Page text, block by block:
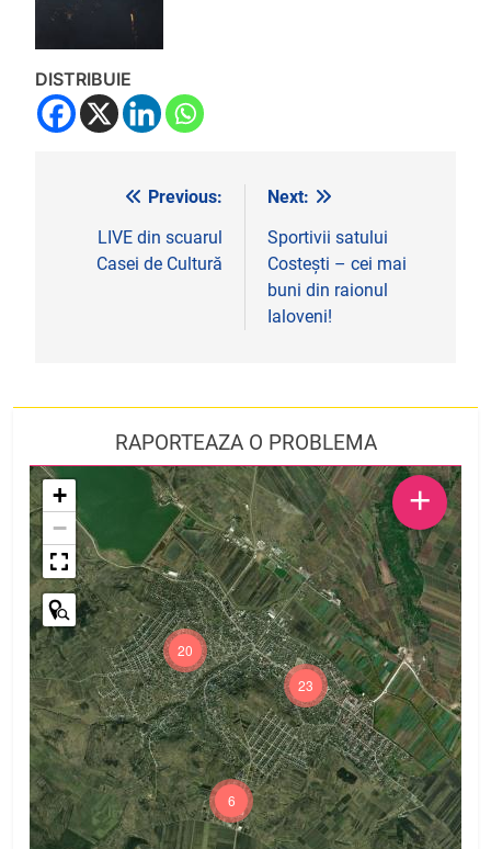
DISTRIBUIE
NavigarePrevious:
LIVE din scuarul
Casei de Cultură
Next:
Sportivii satului
Costești – cei mai
buni din raionul
Ialoveni!
RAPORTEAZA O PROBLEMA
23
20
6
+
−
+